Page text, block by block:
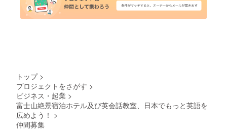
トップ >
プロジェクトをさがす >
ビジネス・起業 >
富士山絶景宿泊ホテル及び英会話教室、日本でもっと英語を
広めよう！ >
仲間募集